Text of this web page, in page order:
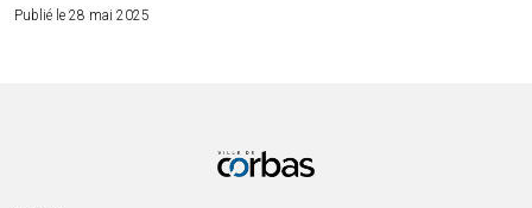
Publié le 28 mai 2025